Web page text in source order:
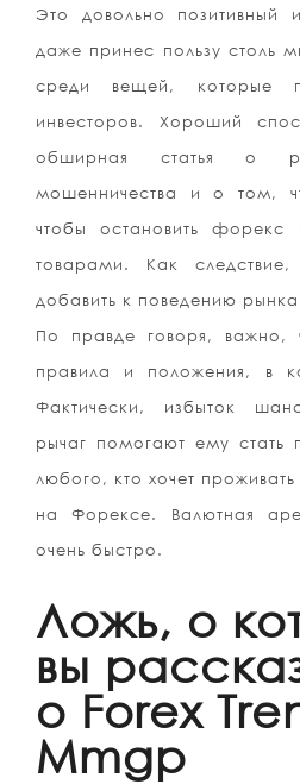
Это довольно позитивный
даже принес пользу столь
среди вещей, которые
инвесторов. Хороший
обширная статья о
мошенничества и о том,
чтобы остановить
товарами. Как
добавить к поведению
По правде говоря, важно,
правила и положения, в
Фактически, избыток
рычаг помогают ему стать
любого, кто хочет
на Форексе. Валютная
очень быстро.
Ложь, о
вы
о Forex
Mmgp